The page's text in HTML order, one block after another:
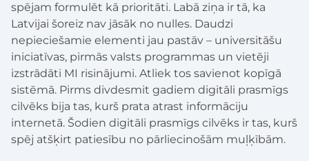
spējam formulēt kā prioritāti. Labā ziņa ir tā, ka
Latvijai šoreiz nav jāsāk no nulles. Daudzi
nepieciešamie elementi jau pastāv – universitāšu
iniciatīvas, pirmās valsts programmas un vietēji
izstrādāti MI risinājumi. Atliek tos savienot kopīgā
sistēmā. Pirms divdesmit gadiem digitāli prasmīgs
cilvēks bija tas, kurš prata atrast informāciju
internetā. Šodien digitāli prasmīgs cilvēks ir tas, kurš
spēj atšķirt patiesību no pārliecinošām muļķībām.